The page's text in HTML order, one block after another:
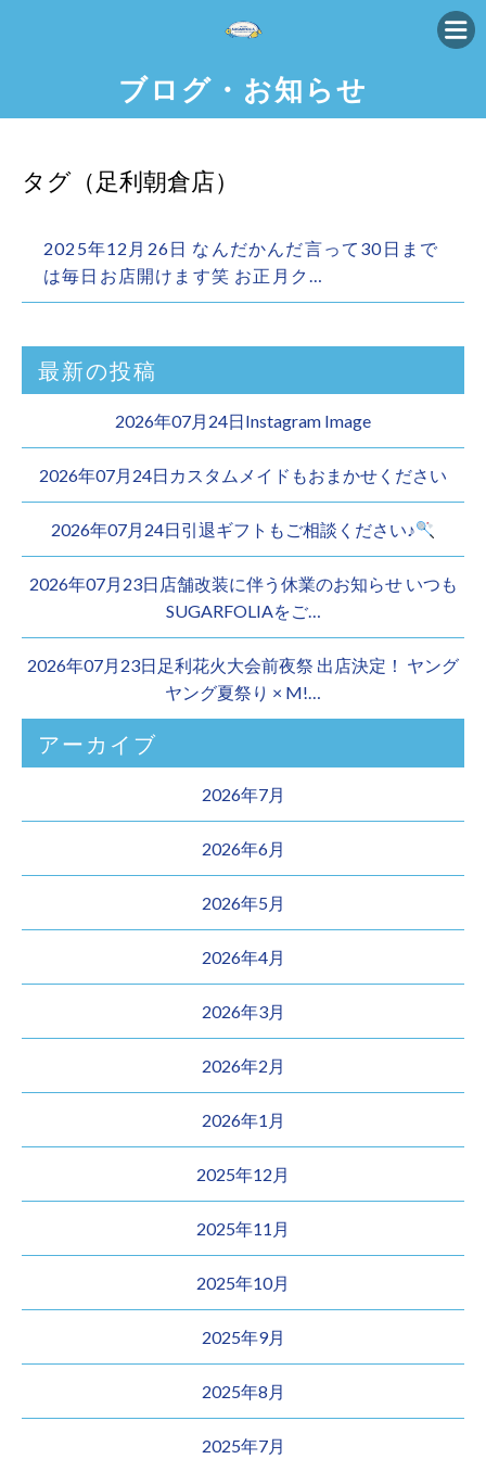
ブログ・お知らせ
タグ（足利朝倉店）
2025年12月26日 なんだかんだ言って30日まで
は毎日お店開けます️笑 お正月ク…
最新の投稿
2026年07月24日Instagram Image
2026年07月24日カスタムメイドもおまかせください︎
2026年07月24日引退ギフトもご相談ください♪
2026年07月23日店舗改装に伴う休業のお知らせ いつも
SUGARFOLIAをご…
2026年07月23日足利花火大会前夜祭 出店決定！ ヤング
ヤング夏祭り × M!…
アーカイブ
2026年7月
2026年6月
2026年5月
2026年4月
2026年3月
2026年2月
2026年1月
2025年12月
2025年11月
2025年10月
2025年9月
2025年8月
2025年7月